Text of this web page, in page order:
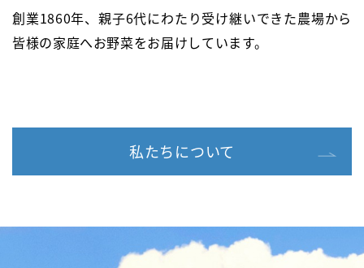
創業1860年、親子6代にわたり受け継いできた農場から
皆様の家庭へお野菜をお届けしています。
私たちについて